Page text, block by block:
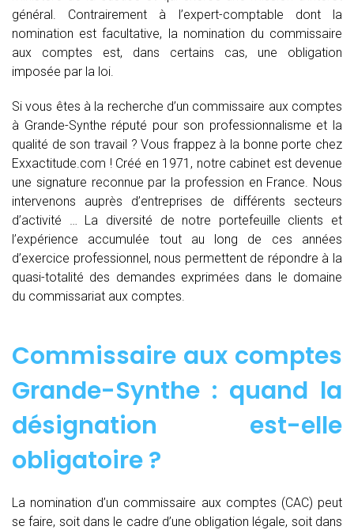
général. Contrairement à l’expert-comptable dont la
nomination est facultative, la nomination du commissaire
aux comptes est, dans certains cas, une obligation
imposée par la loi.
Si vous êtes à la recherche d’un commissaire aux comptes
à Grande-Synthe réputé pour son professionnalisme et la
qualité de son travail ? Vous frappez à la bonne porte chez
Exxactitude.com ! Créé en 1971, notre cabinet est devenue
une signature reconnue par la profession en France. Nous
intervenons auprès d’entreprises de différents secteurs
d’activité … La diversité de notre portefeuille clients et
l’expérience accumulée tout au long de ces années
d’exercice professionnel, nous permettent de répondre à la
quasi-totalité des demandes exprimées dans le domaine
du commissariat aux comptes.
Commissaire aux comptes
Grande-Synthe : quand la
désignation est-elle
obligatoire ?
La nomination d’un commissaire aux comptes (CAC) peut
se faire, soit dans le cadre d’une obligation légale, soit dans